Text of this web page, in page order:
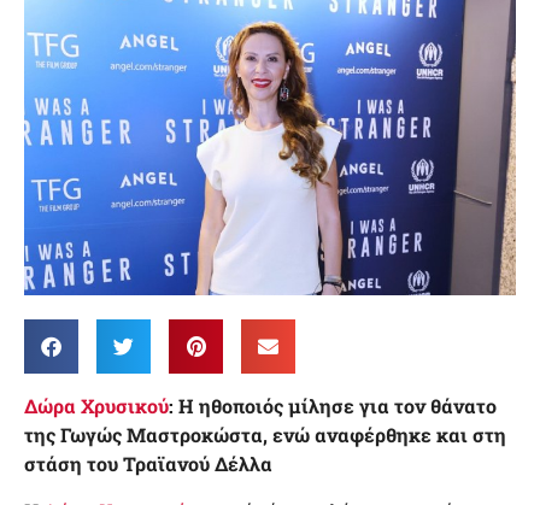
Δώρα Χρυσικού: Η ηθοποιός μίλησε για τον θάνατο
της Γωγώς Μαστροκώστα, ενώ αναφέρθηκε και στη
στάση του Τραϊανού Δέλλα